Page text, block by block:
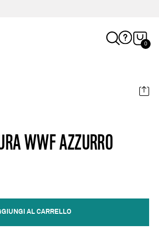
0
WWF AZZURRO
AL CARRELLO